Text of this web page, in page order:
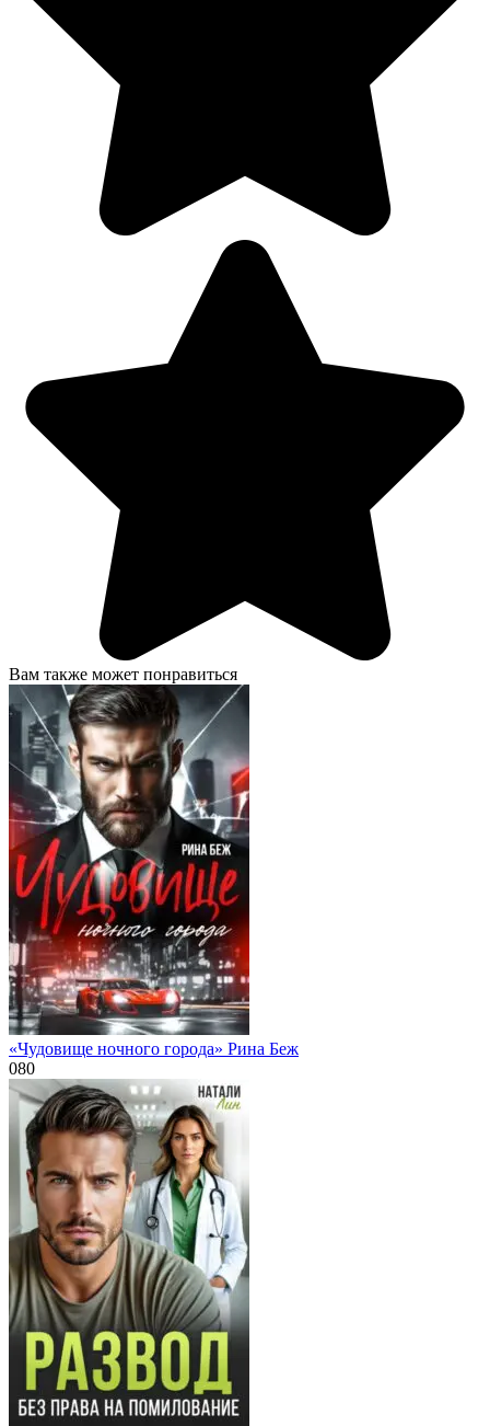
Вам также может понравиться
«Чудовище ночного города» Рина Беж
080